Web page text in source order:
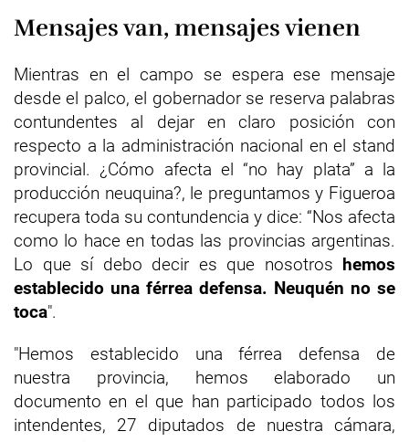
Mensajes van, mensajes vienen
Mientras en el campo se espera ese mensaje
desde el palco, el gobernador se reserva palabras
contundentes al dejar en claro posición con
respecto a la administración nacional en el stand
provincial. ¿Cómo afecta el “no hay plata” a la
producción neuquina?, le preguntamos y Figueroa
recupera toda su contundencia y dice: “Nos afecta
como lo hace en todas las provincias argentinas.
Lo que sí debo decir es que nosotros hemos
establecido una férrea defensa. Neuquén no se
toca".
"Hemos establecido una férrea defensa de
nuestra provincia, hemos elaborado un
documento en el que han participado todos los
intendentes, 27 diputados de nuestra cámara,